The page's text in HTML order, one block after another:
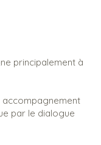
principalement à
accompagnement
par le dialogue